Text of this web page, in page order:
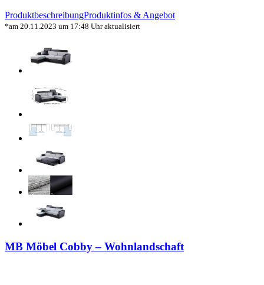
ProduktbeschreibungProduktinfos & Angebot
*am 20.11.2023 um 17:48 Uhr aktualisiert
MB Möbel Cobby – Wohnlandschaft